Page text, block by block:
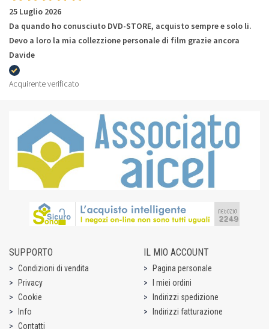
25 Luglio 2026
Da quando ho conusciuto DVD-STORE, acquisto sempre e solo li.
Devo a loro la mia collezzione personale di film grazie ancora
Davide
Acquirente verificato
SUPPORTO
Condizioni di vendita
Privacy
Cookie
Info
Contatti
IL MIO ACCOUNT
Pagina personale
I miei ordini
Indirizzi spedizione
Indirizzi fatturazione